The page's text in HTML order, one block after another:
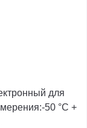
для
50 °C +